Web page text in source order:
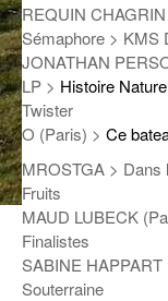
THEME FORCE
REQUIN
Sémaphore > KMS
JONATHAN
LP > Histoire
Twister
O (Paris) > Ce
MROSTGA > Dans
Fruits
MAUD LUBECK
Finalistes
SABINE
Souterraine